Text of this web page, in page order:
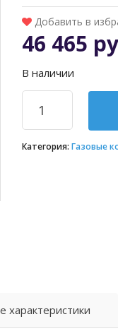
Добавить в
46 465
В наличии
Категория: Газовые
характеристики